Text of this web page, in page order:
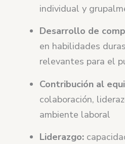
individual y
Desarrollo de
en habilidades
relevantes para el
Contribución al
colaboración,
ambiente laboral
Liderazgo: